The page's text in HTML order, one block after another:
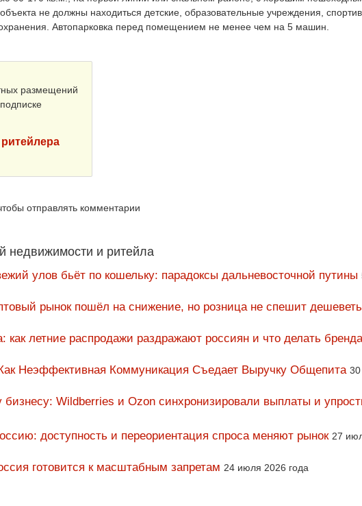
не должны находиться детские, образовательные учреждения,
Автопарковка перед помещением не менее чем на 5 машин.
размещений
отправлять комментарии
недвижимости и ритейла
улов бьёт по кошельку: парадоксы дальневосточной путины
рынок пошёл на снижение, но розница не спешит дешеветь
как летние распродажи раздражают россиян и что делать
Неэффективная Коммуникация Съедает Выручку Общепита
бизнесу: Wildberries и Ozon синхронизировали выплаты и
доступность и переориентация спроса меняют рынок 27
готовится к масштабным запретам 24 июля 2026 года